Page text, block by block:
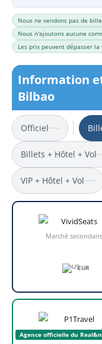
Nous ne vendons pas de
Nous n'ajoutons aucune
Les prix peuvent dépasser
Information
Bilbao
Officiel
Billets + Hôtel + Vol
VIP + Hôtel + Vol
Marché
EUR
Agence officielle du